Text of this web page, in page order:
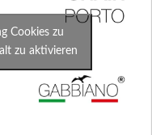
Cookies zu
zu aktivieren